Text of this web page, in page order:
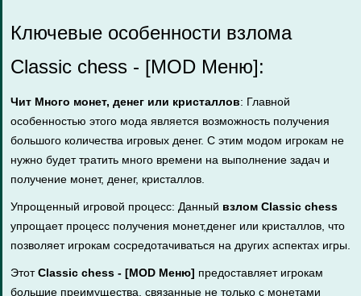
Ключевые особенности взлома
Classic chess - [MOD Меню]:
Чит Много монет, денег или кристаллов: Главной
особенностью этого мода является возможность получения
большого количества игровых денег. С этим модом игрокам не
нужно будет тратить много времени на выполнение задач и
получение монет, денег, кристаллов.
Упрощенный игровой процесс: Данный взлом Classic chess
упрощает процесс получения монет,денег или кристаллов, что
позволяет игрокам сосредотачиваться на других аспектах игры.
ЭтотClassic chess - [MOD Меню] предоставляет игрокам
большие преимущества, связанные не только с монетами